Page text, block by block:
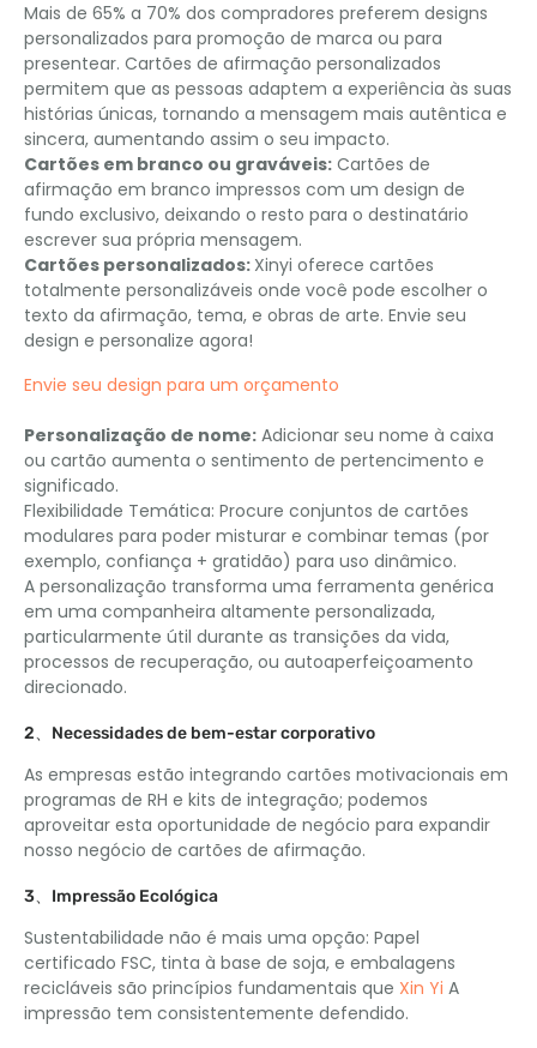
Mais de 65% a 70% dos compradores preferem designs
personalizados para promoção de marca ou para
presentear. Cartões de afirmação personalizados
permitem que as pessoas adaptem a experiência às suas
histórias únicas, tornando a mensagem mais autêntica e
sincera, aumentando assim o seu impacto.
Cartões em branco ou graváveis: Cartões de
afirmação em branco impressos com um design de
fundo exclusivo, deixando o resto para o destinatário
escrever sua própria mensagem.
Cartões personalizados: Xinyi oferece cartões
totalmente personalizáveis ​​onde você pode escolher o
texto da afirmação, tema, e obras de arte. Envie seu
design e personalize agora!
Envie seu design para um orçamento
Personalização de nome: Adicionar seu nome à caixa
ou cartão aumenta o sentimento de pertencimento e
significado.
Flexibilidade Temática: Procure conjuntos de cartões
modulares para poder misturar e combinar temas (por
exemplo, confiança + gratidão) para uso dinâmico.
A personalização transforma uma ferramenta genérica
em uma companheira altamente personalizada,
particularmente útil durante as transições da vida,
processos de recuperação, ou autoaperfeiçoamento
direcionado.
2、Necessidades de bem-estar corporativo
As empresas estão integrando cartões motivacionais em
programas de RH e kits de integração; podemos
aproveitar esta oportunidade de negócio para expandir
nosso negócio de cartões de afirmação.
3、Impressão Ecológica
Sustentabilidade não é mais uma opção: Papel
certificado FSC, tinta à base de soja, e embalagens
recicláveis ​​são princípios fundamentais que Xin Yi A
impressão tem consistentemente defendido.